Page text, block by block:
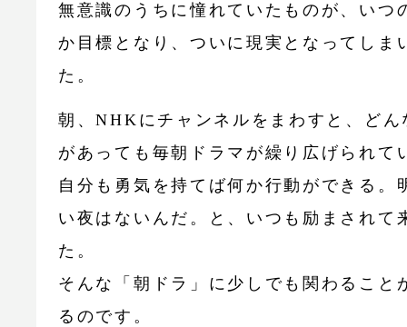
無意識のうちに憧れていたものが、いつ
か目標となり、ついに現実となってしま
た。
朝、NHKにチャンネルをまわすと、どん
があっても毎朝ドラマが繰り広げられて
自分も勇気を持てば何か行動ができる。
い夜はないんだ。と、いつも励まされて
た。
そんな「朝ドラ」に少しでも関わること
るのです。